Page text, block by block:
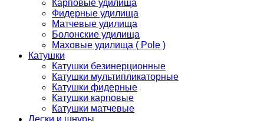
Карповые удилища
Фидерные удилища
Матчевые удилища
Болонские удилища
Маховые удилища ( Pole )
Катушки
Катушки безинерционные
Катушки мультипликаторные
Катушки фидерные
Катушки карповые
Катушки матчевые